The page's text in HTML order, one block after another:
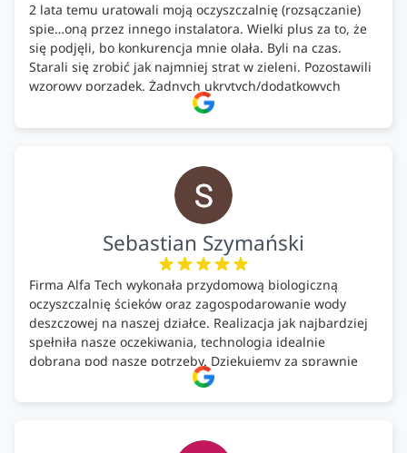
2 lata temu uratowali moją oczyszczalnię (rozsączanie)
spie…oną przez innego instalatora. Wielki plus za to, że
się podjęli, bo konkurencja mnie olała. Byli na czas.
Starali się zrobić jak najmniej strat w zieleni. Pozostawili
wzorowy porządek. Żadnych ukrytych/dodatkowych
kosztów. Zaskoczenie. Kontakt bardzo OK. Obsługa
pomontażowa również OK. A ich środki do oczyszczalni –
Sebastian Szymański
Firma Alfa Tech wykonała przydomową biologiczną
oczyszczalnię ścieków oraz zagospodarowanie wody
deszczowej na naszej działce. Realizacja jak najbardziej
spełniła nasze oczekiwania, technologia idealnie
dobrana pod nasze potrzeby. Dziękujemy za sprawnie
wykonany montaż w świetnej atmosferze! Polecam!